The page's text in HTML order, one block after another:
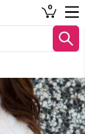
0